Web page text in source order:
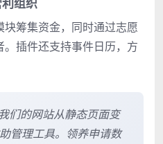
筹集资金，同时通过志愿
插件还支持事件日历，方
们的网站从静态页面变
管理工具。领养申请数